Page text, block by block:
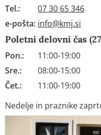
Tel.:
07 30 65 346
e-pošta: info@kmj.si
Poletni delovni čas
Pon.:
11:00-19:00
Sre.:
08:00-15:00
Čet.:
11:00-19:00
Nedelje in praznike